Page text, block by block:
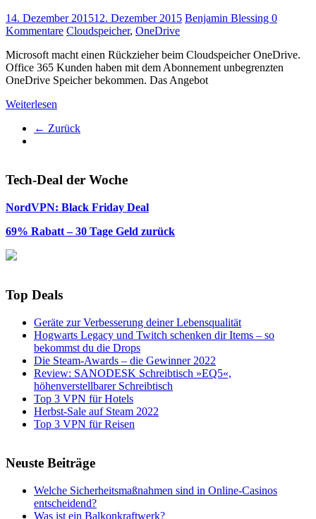
14. Dezember 201512. Dezember 2015 Benjamin Blessing 0
Kommentare Cloudspeicher, OneDrive
Microsoft macht einen Rückzieher beim Cloudspeicher OneDrive.
Office 365 Kunden haben mit dem Abonnement unbegrenzten
OneDrive Speicher bekommen. Das Angebot
Weiterlesen
← Zurück
Tech-Deal der Woche
NordVPN: Black Friday Deal
69% Rabatt – 30 Tage Geld zurück
Top Deals
Geräte zur Verbesserung deiner Lebensqualität
Hogwarts Legacy und Twitch schenken dir Items – so
bekommst du die Drops
Die Steam-Awards – die Gewinner 2022
Review: SANODESK Schreibtisch »EQ5«,
höhenverstellbarer Schreibtisch
Top 3 VPN für Hotels
Herbst-Sale auf Steam 2022
Top 3 VPN für Reisen
Neuste Beiträge
Welche Sicherheitsmaßnahmen sind in Online-Casinos
entscheidend?
Was ist ein Balkonkraftwerk?